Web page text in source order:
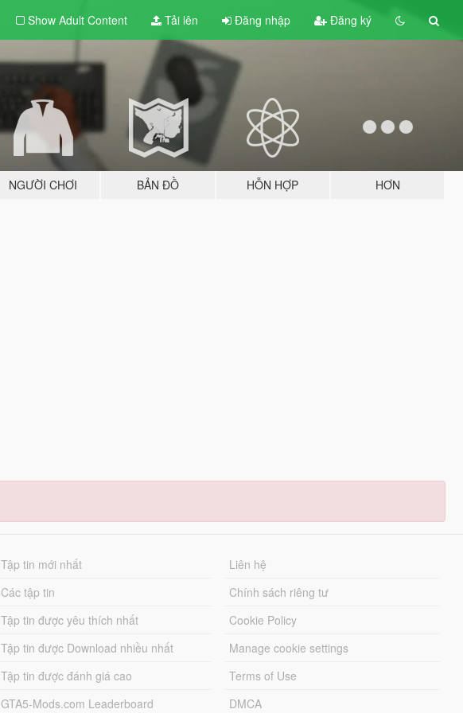
Show Adult Content Tải lên Đăng nhập Đăng ký
NGƯỜI CHƠI BẢN ĐỒ HỖN HỢP HƠN
Tập tin mới nhất
Các tập tin
Tập tin được yêu thích nhất
Tập tin được Download nhiều nhất
Tập tin được đánh giá cao
GTA5-Mods.com Leaderboard
Liên hệ
Chính sách riêng tư
Cookie Policy
Manage cookie settings
Terms of Use
DMCA